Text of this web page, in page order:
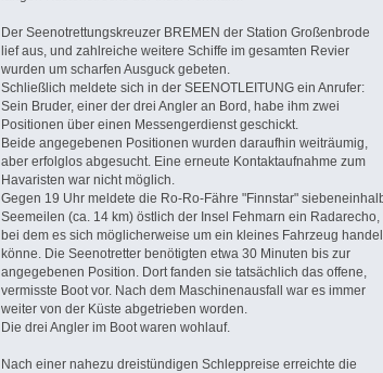
Der Seenotrettungskreuzer BREMEN der Station Großenbrode
lief aus, und zahlreiche weitere Schiffe im gesamten Revier
wurden um scharfen Ausguck gebeten.
Schließlich meldete sich in der SEENOTLEITUNG ein Anrufer:
Sein Bruder, einer der drei Angler an Bord, habe ihm zwei
Positionen über einen Messengerdienst geschickt.
Beide angegebenen Positionen wurden daraufhin weiträumig,
aber erfolglos abgesucht. Eine erneute Kontaktaufnahme zum
Havaristen war nicht möglich.
Gegen 19 Uhr meldete die Ro-Ro-Fähre "Finnstar"
Seemeilen (ca. 14 km) östlich der Insel Fehmarn ein Radarecho,
bei dem es sich möglicherweise um ein kleines Fahrzeug
könne. Die Seenotretter benötigten etwa 30 Minuten bis zur
angegebenen Position. Dort fanden sie tatsächlich das offene,
vermisste Boot vor. Nach dem Maschinenausfall war es immer
weiter von der Küste abgetrieben worden.
Die drei Angler im Boot waren wohlauf.
Nach einer nahezu dreistündigen Schleppreise erreichte die